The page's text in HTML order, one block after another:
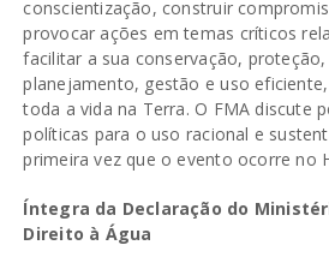
conscientização, construir
provocar ações em temas críticos
facilitar a sua conservação,
planejamento, gestão e uso
toda a vida na Terra. O FMA discute
políticas para o uso racional e
primeira vez que o evento ocorre no
Íntegra da Declaração do
Direito à Água